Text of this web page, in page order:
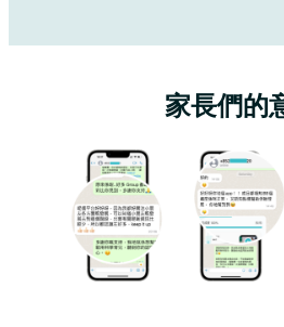
家長們的